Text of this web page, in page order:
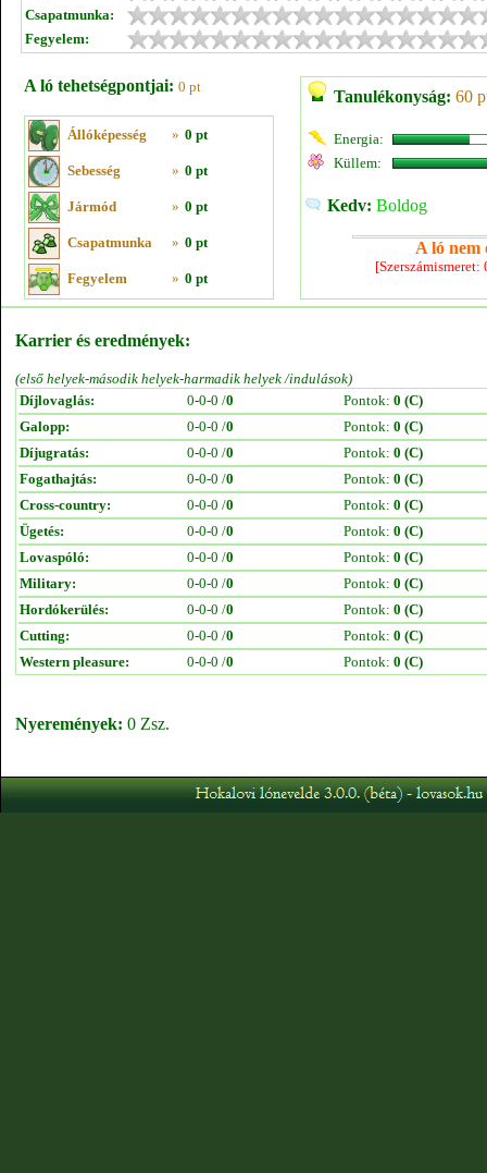
Csapatmunka:
Fegyelem:
A ló tehetségpontjai: 0 pt
Állóképesség » 0 pt
Sebesség » 0 pt
Jármód » 0 pt
Csapatmunka » 0 pt
Fegyelem » 0 pt
Tanulékonyság: 60
Energia:
Küllem:
Kedv: Boldog
A ló nem
Karrier és eredmények:
(első helyek-második helyek-harmadik helyek /indulások)
Díjlovaglás:
0-0-0 /0 Pontok: 0 (C)
Galopp:
0-0-0 /0 Pontok: 0 (C)
Díjugratás:
0-0-0 /0 Pontok: 0 (C)
Fogathajtás:
0-0-0 /0 Pontok: 0 (C)
Cross-country:
0-0-0 /0 Pontok: 0 (C)
Ügetés:
0-0-0 /0 Pontok: 0 (C)
Lovaspóló:
0-0-0 /0 Pontok: 0 (C)
Military:
0-0-0 /0 Pontok: 0 (C)
Hordókerülés:
0-0-0 /0 Pontok: 0 (C)
Cutting:
0-0-0 /0 Pontok: 0 (C)
Western pleasure:
0-0-0 /0 Pontok: 0 (C)
Nyeremények: 0 Zsz.